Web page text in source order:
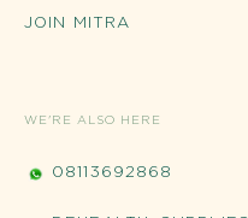
JOIN MITRA
WE'RE ALSO HERE
08113692868